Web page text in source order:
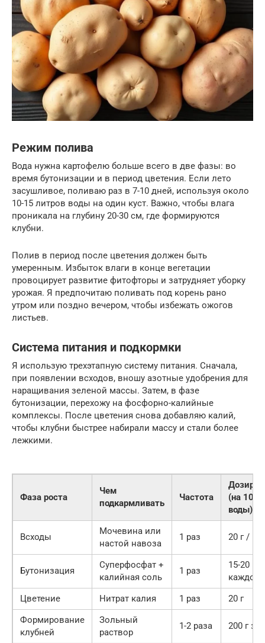
Режим полива
Вода нужна картофелю больше всего в две фазы: во
время бутонизации и в период цветения. Если лето
засушливое, поливаю раз в 7-10 дней, используя около
10-15 литров воды на один куст. Важно, чтобы влага
проникала на глубину 20-30 см, где формируются
клубни.
Полив в период после цветения должен быть
умеренным. Избыток влаги в конце вегетации
провоцирует развитие фитофторы и затрудняет уборку
урожая. Я предпочитаю поливать под корень рано
утром или поздно вечером, чтобы избежать ожогов
листьев.
Система питания и подкормки
Я использую трехэтапную систему питания. Сначала,
при появлении всходов, вношу азотные удобрения для
наращивания зеленой массы. Затем, в фазе
бутонизации, перехожу на фосфорно-калийные
комплексы. После цветения снова добавляю калий,
чтобы клубни быстрее набирали массу и стали более
лежкими.
Фаза роста
Чем
подкармливать
Частота
(на 10 л
воды)
Всходы
Мочевина или
настой навоза
1 раз 20 г /
Бутонизация
Суперфосфат +
калийная соль
1 раз
15-20 г
каждого
Цветение
Нитрат калия 1 раз
20 г
Формирование
клубней
Зольный
раствор
1-2 раза 200 г